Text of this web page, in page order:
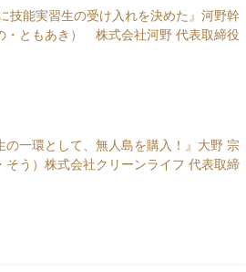
技能実習生の受け入れを決めた』河野幹
・ともあき） 株式会社河野 代表取締役
の一環として、無人島を購入！』大野 宗
そう）株式会社クリーンライフ 代表取締